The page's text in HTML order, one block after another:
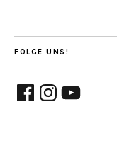
FOLGE UNS!
FacebookInstagram
YouTube